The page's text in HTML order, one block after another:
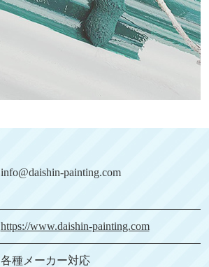
info@daishin-painting.com
https://www.daishin-painting.com
各種メーカー対応